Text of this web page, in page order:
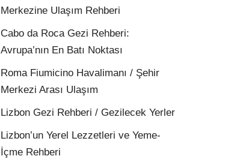
Merkezine Ulaşım Rehberi
Cabo da Roca Gezi Rehberi:
Avrupa’nın En Batı Noktası
Roma Fiumicino Havalimanı / Şehir
Merkezi Arası Ulaşım
Lizbon Gezi Rehberi / Gezilecek Yerler
Lizbon’un Yerel Lezzetleri ve Yeme-
İçme Rehberi